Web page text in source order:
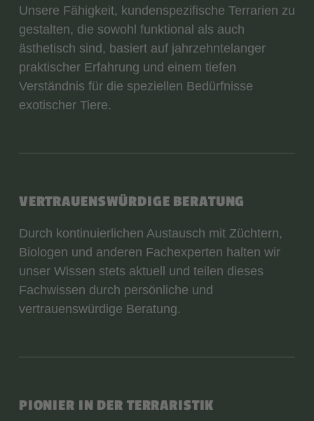
Unsere Fähigkeit, kundenspezifische Terrarien zu
gestalten, die sowohl funktional als auch
ästhetisch sind, basiert auf jahrzehntelanger
praktischer Erfahrung und einem tiefen
Verständnis für die speziellen Bedürfnisse
exotischer Tiere.
VERTRAUENSWÜRDIGE BERATUNG
Durch kontinuierlichen Austausch mit Züchtern,
Biologen und anderen Fachexperten halten wir
unser Wissen stets aktuell und teilen dieses
Fachwissen durch persönliche und
vertrauenswürdige Beratung.
PIONIER IN DER TERRARISTIK